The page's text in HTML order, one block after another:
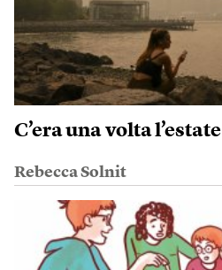
C’era una volta l’estate
Rebecca Solnit